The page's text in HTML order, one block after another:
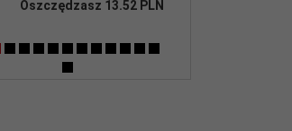
Oszczędzasz 13.52 PLN